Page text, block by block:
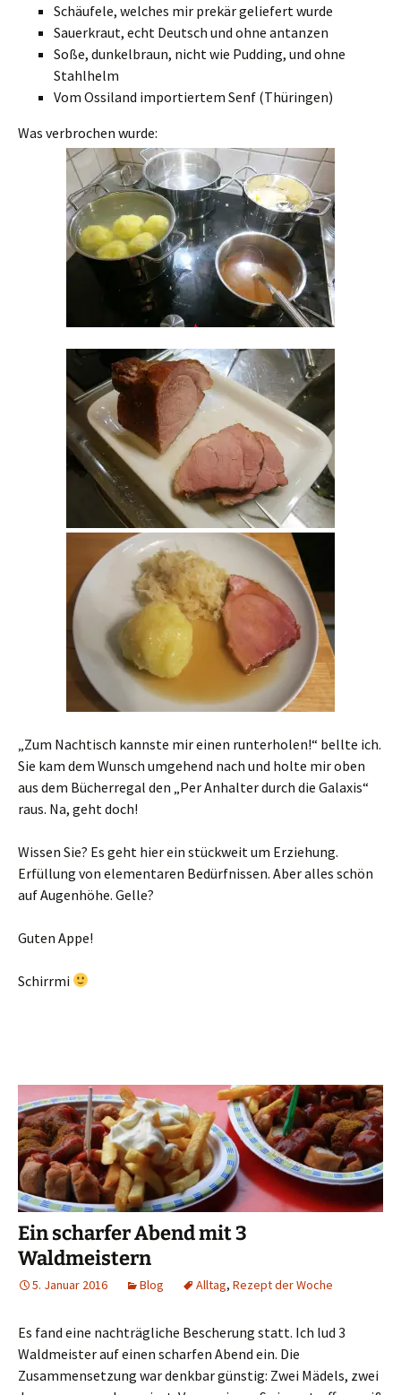
Schäufele, welches mir prekär geliefert wurde
Sauerkraut, echt Deutsch und ohne antanzen
Soße, dunkelbraun, nicht wie Pudding, und ohne
Stahlhelm
Vom Ossiland importiertem Senf (Thüringen)
Was verbrochen wurde:
„Zum Nachtisch kannste mir einen runterholen!“ bellte ich.
Sie kam dem Wunsch umgehend nach und holte mir oben
aus dem Bücherregal den „Per Anhalter durch die Galaxis“
raus. Na, geht doch!
Wissen Sie? Es geht hier ein stückweit um Erziehung.
Erfüllung von elementaren Bedürfnissen. Aber alles schön
auf Augenhöhe. Gelle?
Guten Appe!
Schirrmi
Ein scharfer Abend mit 3
Waldmeistern
5. Januar 2016 Blog Alltag, Rezept der Woche
Es fand eine nachträgliche Bescherung statt. Ich lud 3
Waldmeister auf einen scharfen Abend ein. Die
Zusammensetzung war denkbar günstig: Zwei Mädels, zwei